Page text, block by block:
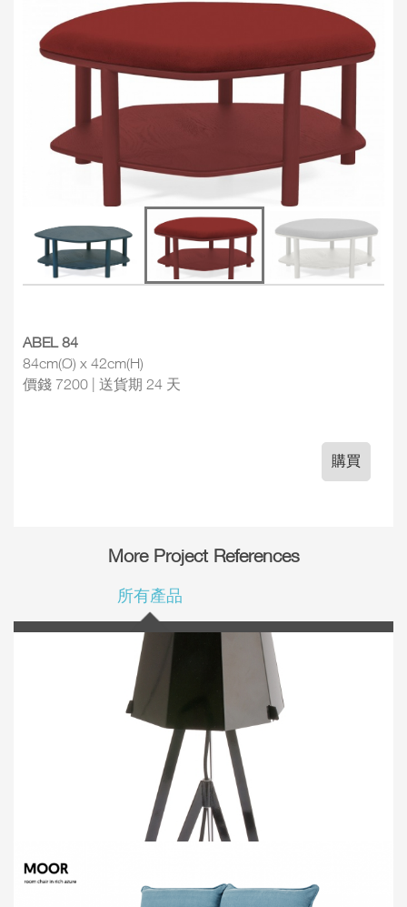
ABEL 84
84cm(Ø) x 42cm(H)
價錢 7200 | 送貨期 24 天
購買
More Project References
所有產品